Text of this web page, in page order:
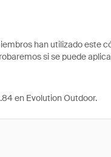
han utilizado este
si se puede
en Evolution Outdoor.